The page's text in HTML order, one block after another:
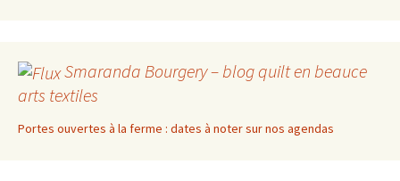
Smaranda Bourgery – blog quilt en beauce
arts textiles
Portes ouvertes à la ferme : dates à noter sur nos agendas